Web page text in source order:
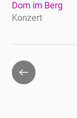
Dom im Berg
Konzert
Zurück